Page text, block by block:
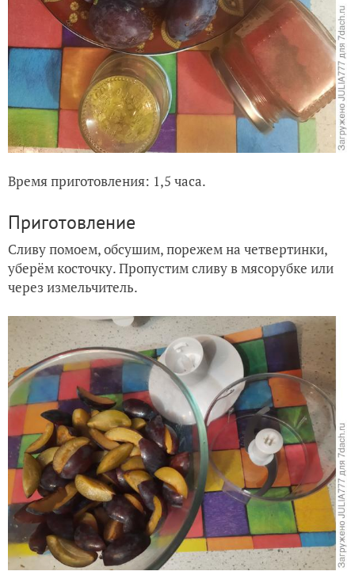
Время приготовления: 1,5 часа.
Приготовление
Сливу помоем, обсушим, порежем на четвертинки,
уберём косточку. Пропустим сливу в мясорубке или
через измельчитель.